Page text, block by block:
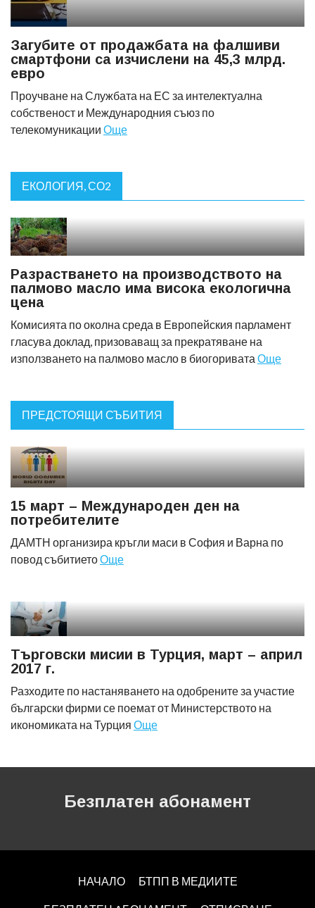
Загубите от продажбата на фалшиви
смартфони са изчислени на 45,3 млрд.
евро
Проучване на Службата на ЕС за интелектуална
собственост и Международния съюз по
телекомуникации Още
ЕКОЛОГИЯ, СО2
Разрастването на производството на
палмово масло има висока екологична
цена
Комисията по околна среда в Европейския парламент
гласува доклад, призоваващ за прекратяване на
използването на палмово масло в биогоривата Още
ПРЕДСТОЯЩИ СЪБИТИЯ
15 март – Международен ден на
потребителите
ДАМТН организира кръгли маси в София и Варна по
повод събитиетоОще
Търговски мисии в Турция, март – април
2017 г.
Разходите по настаняването на одобрените за участие
български фирми се поемат от Министерството на
икономиката на Турция Още
Безплатен абонамент
НАЧАЛО БТПП В МЕДИИТЕ